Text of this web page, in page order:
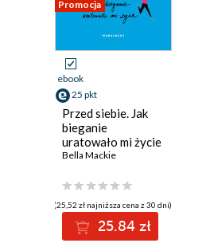
Promocja
ebook
25 pkt
Przed siebie. Jak
bieganie
uratowało mi życie
Bella Mackie
(25,52 zł najniższa cena z 30 dni)
25.84 zł